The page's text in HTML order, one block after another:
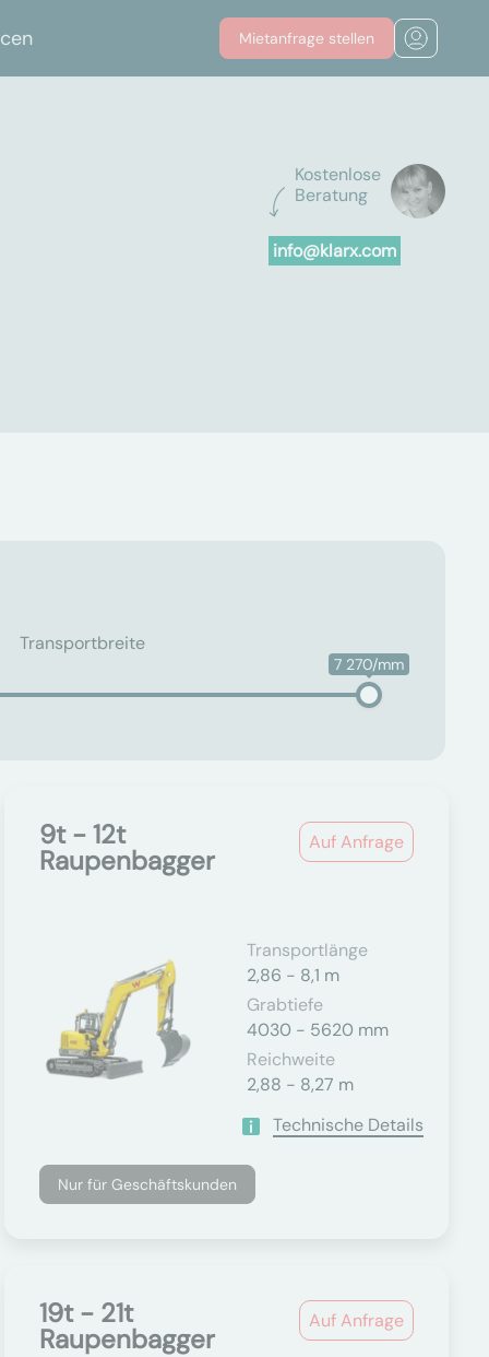
Mietanfrage stellen
Kostenlose
Beratung
info@klarx.com
Transportbreite
7 270/mm
Auf Anfrage
9t - 12t
Raupenbagger
Transportlänge
2,86 - 8,1 m
Grabtiefe
4030 - 5620 mm
Reichweite
2,88 - 8,27 m
Technische Details
Nur für Geschäftskunden
Auf Anfrage
19t - 21t
Raupenbagger